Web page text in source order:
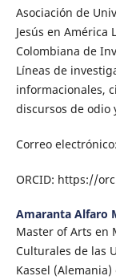
Asociación de
Jesús en América
Colombiana de
Líneas de
informacionales,
discursos de odio
Correo
ORCID: https://
Amaranta Alfaro
Master of Arts en
Culturales de las
Kassel